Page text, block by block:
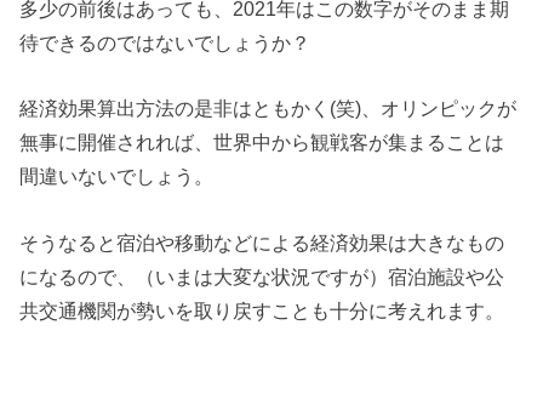
多少の前後はあっても、2021年はこの数字がそのまま期
待できるのではないでしょうか？
経済効果算出方法の是非はともかく(笑)、オリンピックが
無事に開催されれば、世界中から観戦客が集まることは
間違いないでしょう。
そうなると宿泊や移動などによる経済効果は大きなもの
になるので、（いまは大変な状況ですが）宿泊施設や公
共交通機関が勢いを取り戻すことも十分に考えれます。